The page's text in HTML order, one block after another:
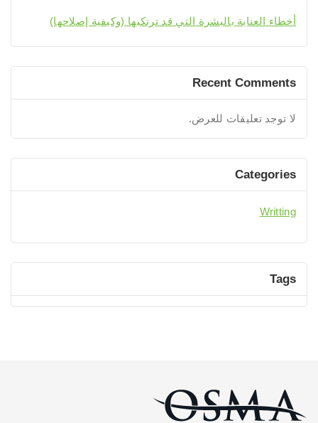
أخطاء العناية بالبشرة التي قد ترتكبها (وكيفية إصلاحها)
Recent Comments
لا توجد تعليقات للعرض.
Categories
Writting
Tags